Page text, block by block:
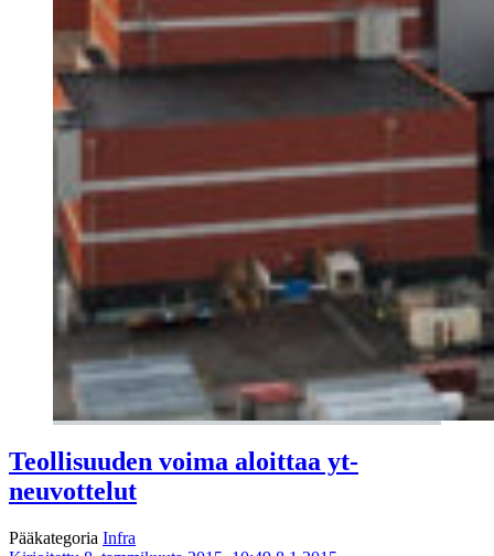
Teollisuuden voima aloittaa yt-
neuvottelut
Pääkategoria Infra